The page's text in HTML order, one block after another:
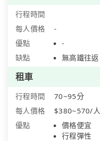
行程時間
每人價格
-
優點
-
缺點
無高鐵往返
租車
行程時間
70~95分
每人價格
$380~570/人
優點
價格便宜
行程彈性